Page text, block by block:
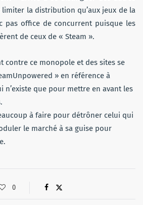
limiter la distribution qu’aux jeux de la
pas office de concurrent puisque les
de ceux de « Steam ».
contre ce monopole et des sites se
» en référence à
n’existe que pour mettre en avant les
à faire pour détrôner celui qui
le marché à sa guise pour
0